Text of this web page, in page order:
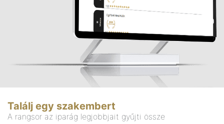
Találj egy szakembert
A rangsor az iparág legjobbjait gyűjti össze